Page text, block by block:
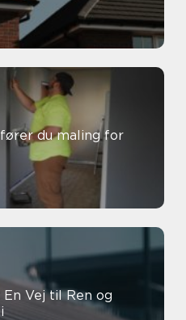
du maling for
Vej til Ren og